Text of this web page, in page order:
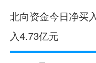
北向资金今日净买
入4.73亿元